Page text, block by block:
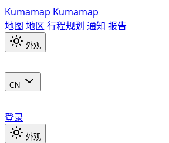
Kumamap Kumamap
地图 地区 行程规划 通知 报告
外观
CN
登录
外观